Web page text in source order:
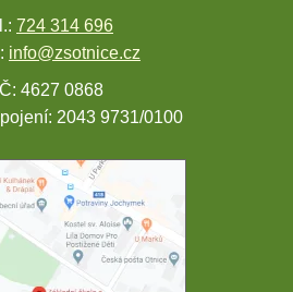
724 314 696
info@zsotnice.cz
IČ: 4627 0868
2043 9731/0100